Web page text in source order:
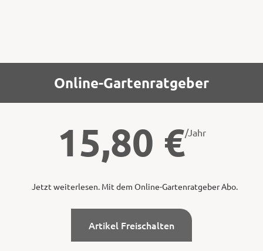
Online-Gartenratgeber
15,80 €/Jahr
Jetzt weiterlesen. Mit dem Online-Gartenratgeber Abo.
Artikel Freischalten